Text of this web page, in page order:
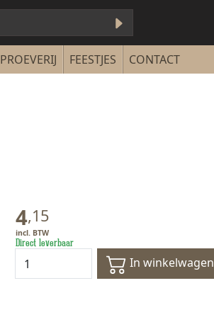
PROEVERIJ FEESTJES CONTACT
4,15
Direct leverbaar
In winkelwagen